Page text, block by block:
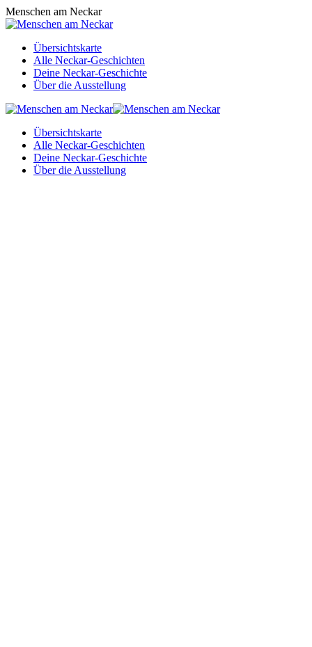
Zum
Inhalt
Menschen am Neckar
Übersichtskarte
Alle Neckar-Geschichten
Deine Neckar-Geschichte
Über die Ausstellung
Übersichtskarte
Alle Neckar-Geschichten
Deine Neckar-Geschichte
Über die Ausstellung